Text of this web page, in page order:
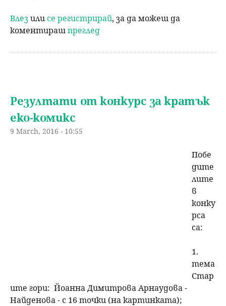
Влезили се регистрирай, за да можеш да
коментирашпреглед
Резултати от конкурс за кратък
еко-комикс
9 March, 2016 - 10:55
Побе
дите
лите
в
конку
рса
са:
1.
тема
Стар
ите гори: Йоанна Димитрова Арнаудова -
Найденова - с 16 точки (на картинката);